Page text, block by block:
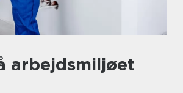
arbejdsmiljøet